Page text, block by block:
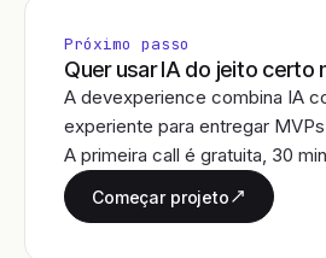
Próximo passo
Quer usar IA do jeito certo
A devexperience combina IA
experiente para entregar
A primeira call é gratuita, 30
Começar projeto